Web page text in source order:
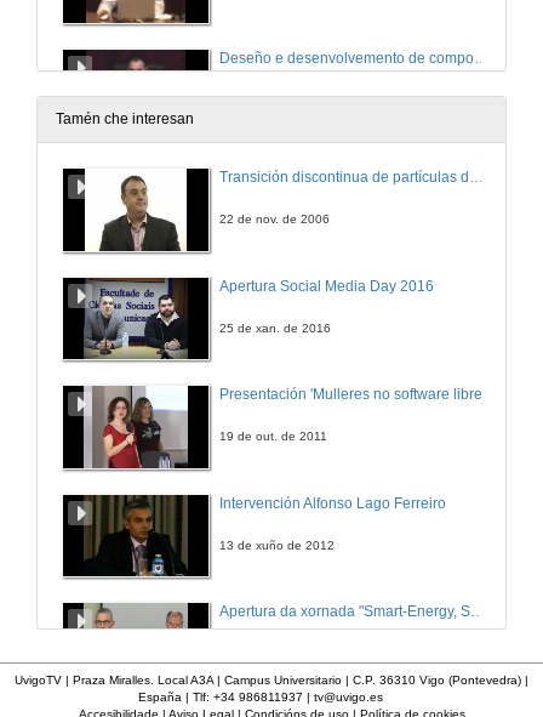
Deseño e desenvolvemento de compoñentes alveolares para automoción
19 de maio de 2006
Peche do Foro
Tamén che interesan
Transición discontinua de partículas de microgel termosensible
22 de nov. de 2006
Apertura Social Media Day 2016
25 de xan. de 2016
Presentación 'Mulleres no software libre'
19 de out. de 2011
Intervención Alfonso Lago Ferreiro
13 de xuño de 2012
Apertura da xornada "Smart-Energy, Smart-City"
UvigoTV | Praza Miralles. Local A3A | Campus Universitario | C.P. 36310 Vigo (Pontevedra) |
España | Tlf: +34 986811937 | tv@uvigo.es
Accesibilidade | Aviso Legal| Condicións de uso| Política de cookies